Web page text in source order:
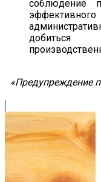
соблюдение
добиться
«Предупреждение